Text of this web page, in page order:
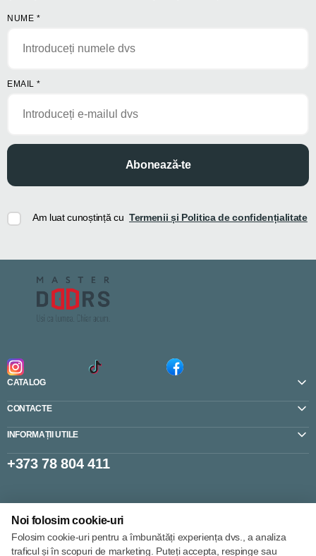
NUME *
EMAIL *
Abonează-te
Am luat cunoștință cu Termenii și Politica de confidențialitate
CATALOG
CONTACTE
INFORMAȚII UTILE
+373 78 804 411
Setări cookie-uri
Politica de cookie-uri
Noi folosim cookie-uri
Folosim cookie-uri pentru a îmbunătăți experiența dvs., a analiza
traficul și în scopuri de marketing. Puteți accepta, respinge sau